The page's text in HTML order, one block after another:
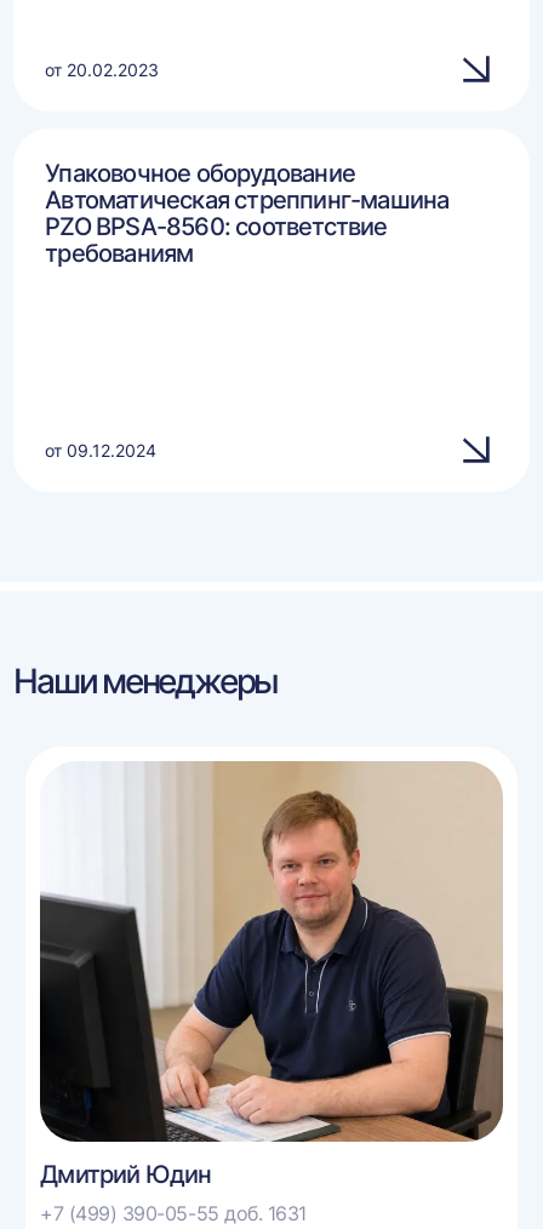
от 20.02.2023
Упаковочное оборудование
Автоматическая стреппинг-машина
PZO BPSA-8560: соответствие
требованиям
от 09.12.2024
Наши менеджеры
Дмитрий Юдин
+7 (499) 390-05-55 доб. 1631